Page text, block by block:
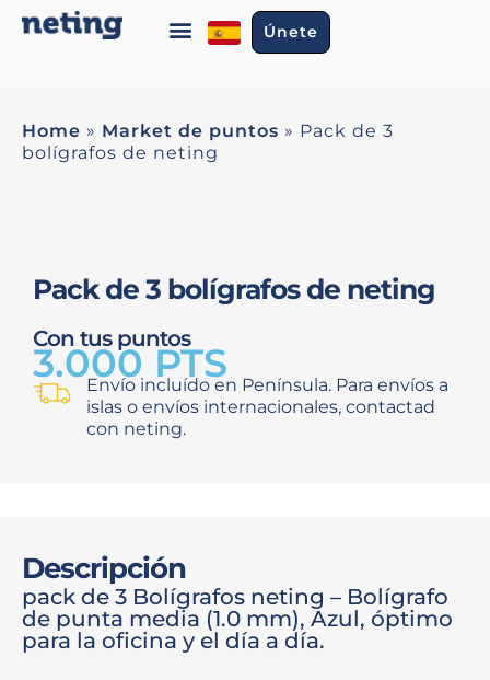
Únete
Home » Market de puntos » Pack de 3
bolígrafos de neting
Pack de 3 bolígrafos de neting
Con tus puntos
3.000 PTS
Envío incluído en Península. Para envíos a
islas o envíos internacionales, contactad
con neting.
Descripción
pack de 3 Bolígrafos neting – Bolígrafo
de punta media (1.0 mm), Azul, óptimo
para la oficina y el día a día.